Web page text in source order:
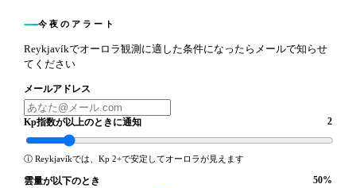
今夜のアラート
Reykjavíkでオーロラ観測に適した条件になったらメールで知らせ
てください
メールアドレス
Kp指数が以上のときに通知 2
ⓘ Reykjavíkでは、Kp 2+で安定してオーロラが見えます
雲量が以下のとき 50%